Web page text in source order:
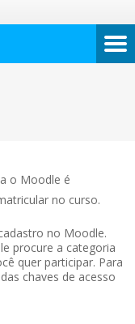
o Moodle é
no curso.
no Moodle.
procure a categoria
quer participar. Para
chaves de acesso